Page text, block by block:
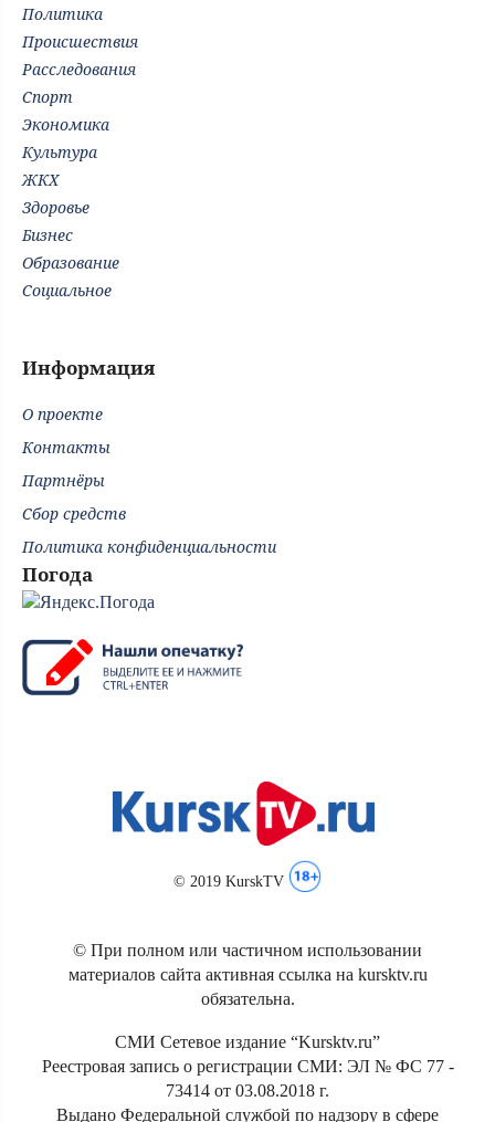
Политика
Происшествия
Расследования
Спорт
Экономика
Культура
ЖКХ
Здоровье
Бизнес
Образование
Социальное
Информация
О проекте
Контакты
Партнёры
Сбор средств
Политика конфиденциальности
Погода
© 2019 KurskTV
© При полном или частичном использовании
материалов сайта активная ссылка на kursktv.ru
обязательна.
СМИ Сетевое издание “Kursktv.ru”
Реестровая запись о регистрации СМИ: ЭЛ № ФС 77 -
73414 от 03.08.2018 г.
Выдано Федеральной службой по надзору в сфере